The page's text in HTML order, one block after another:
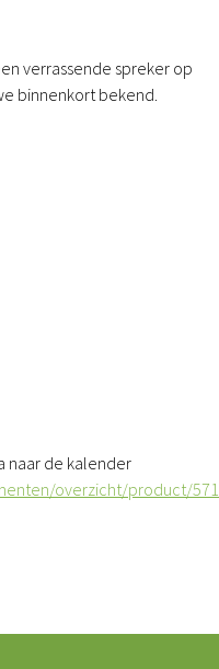
verrassende spreker op
binnenkort bekend.
naar de kalender
overzicht/product/